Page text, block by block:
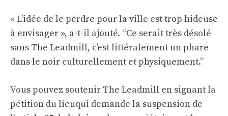
« L’idée de le perdre pour la ville est trop hideuse
à envisager », a-t-il ajouté. “Ce serait très désolé
sans The Leadmill, c’est littéralement un phare
dans le noir culturellement et physiquement.”
Vous pouvez soutenir The Leadmill en signantla
pétition du lieuqui demande la suspension de